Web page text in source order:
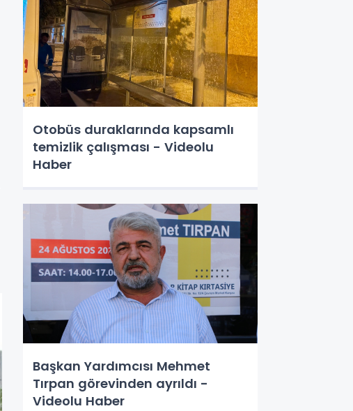
Otobüs duraklarında kapsamlı
temizlik çalışması - Videolu
Haber
Başkan Yardımcısı Mehmet
Tırpan görevinden ayrıldı -
Videolu Haber